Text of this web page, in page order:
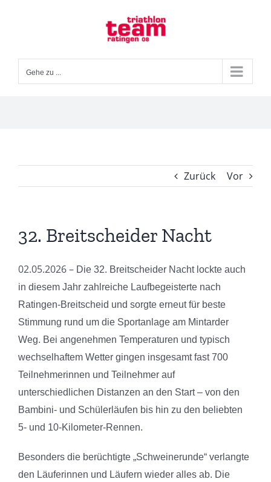
Gehe zu ...
Zurück Vor
32. Breitscheider Nacht
02.05.2026 – Die 32. Breitscheider Nacht lockte auch
in diesem Jahr zahlreiche Laufbegeisterte nach
Ratingen-Breitscheid und sorgte erneut für beste
Stimmung rund um die Sportanlage am Mintarder
Weg. Bei angenehmen Temperaturen und typisch
wechselhaftem Wetter gingen insgesamt fast 700
Teilnehmerinnen und Teilnehmer auf
unterschiedlichen Distanzen an den Start – von den
Bambini- und Schülerläufen bis hin zu den beliebten
5- und 10-Kilometer-Rennen.
Besonders die berüchtigte „Schweinerunde“ verlangte
den Läuferinnen und Läufern wieder alles ab. Die